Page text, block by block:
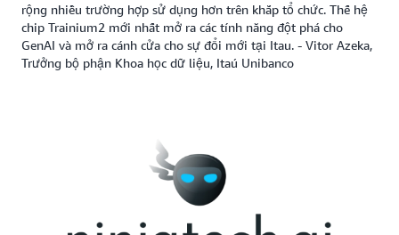
rộng nhiều trường hợp sử dụng hơn trên khắp tổ chức. Thế hệ
chip Trainium2 mới nhất mở ra các tính năng đột phá cho
GenAI và mở ra cánh cửa cho sự đổi mới tại Itau. - Vitor Azeka,
Trưởng bộ phận Khoa học dữ liệu, Itaú Unibanco